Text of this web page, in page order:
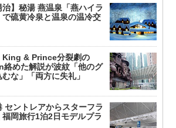
治】秘湯 燕温泉「燕ハイラ
で硫黄冷泉と温泉の温冷交
King & Prince分裂劇の
めた解説が波紋「他のグ
な」「両方に失礼」
セントレアからスターフラ
岡旅行1泊2日モデルプラ